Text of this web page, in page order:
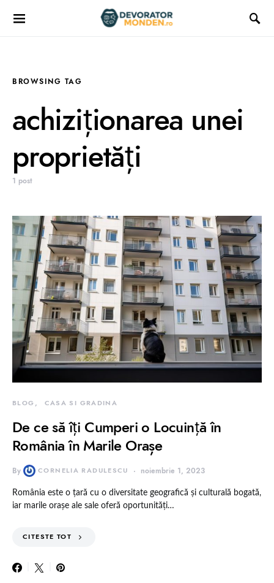
BROWSING TAG
achiziționarea unei
proprietăți
1 post
BLOG CASA SI GRADINA
De ce să îți Cumperi o Locuință în
România în Marile Orașe
By CORNELIA RADULESCU noiembrie 1, 2023
România este o țară cu o diversitate geografică și culturală bogată,
iar marile orașe ale sale oferă oportunități…
CITESTE TOT